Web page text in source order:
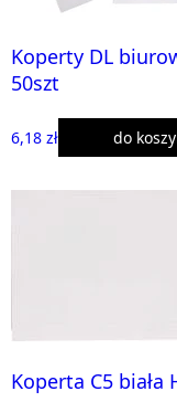
Koperty DL
50szt
6,18 zł do
Koperta C5 biała